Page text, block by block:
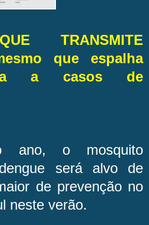
TRANSMITE
que espalha
a casos de
ano, o mosquito
será alvo de
de prevenção no
neste verão.